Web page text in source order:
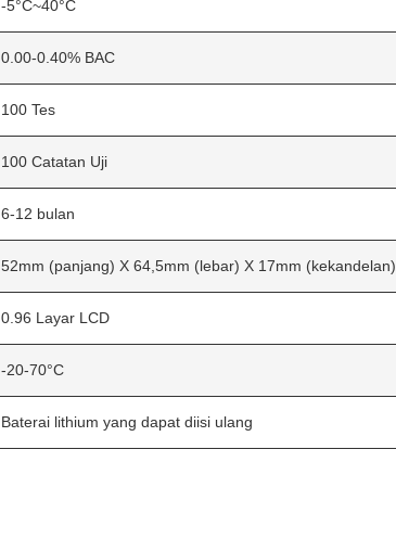
-5°C~40°C
0.00-0.40% BAC
100 Tes
100 Catatan Uji
6-12 bulan
52mm (panjang) X 64,5mm (lebar) X 17mm (kekandelan)
0.96 Layar LCD
-20-70°C
Baterai lithium yang dapat diisi ulang